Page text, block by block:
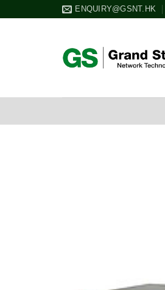
ENQUIRY@GSNT.HK